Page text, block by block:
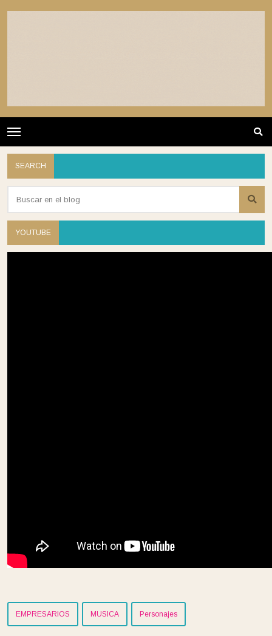
SEARCH
YOUTUBE
EMPRESARIOS MUSICA Personajes